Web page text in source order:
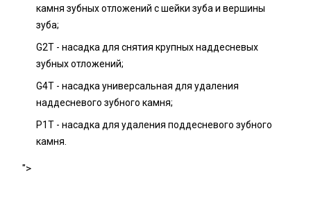
камня зубных отложений с шейки зуба и вершины
зуба;
G2T - насадка для снятия крупных наддесневых
зубных отложений;
G4T - насадка универсальная для удаления
наддесневого зубного камня;
P1T - насадка для удаления поддесневого зубного
камня.
">